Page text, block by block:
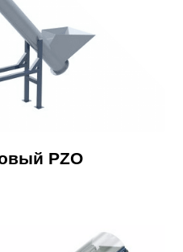
PZO